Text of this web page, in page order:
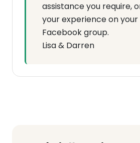
assistance you require,
your experience on
Facebook group.
Lisa & Darren